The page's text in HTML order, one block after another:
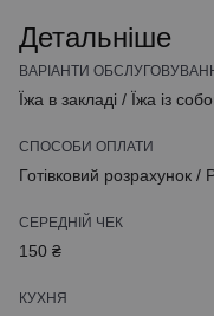
Детальніше
ВАРІАНТИ
Їжа в закладі / Їжа із
СПОСОБИ ОПЛАТИ
Готівковий розрахунок /
СЕРЕДНІЙ ЧЕК
150 ₴
КУХНЯ